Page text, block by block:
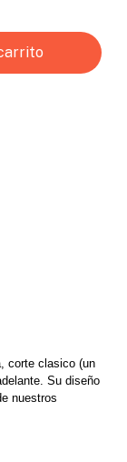
corte clasico (un
Su diseño
nuestros